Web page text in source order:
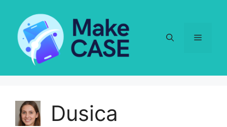
content
Menu
Dusica